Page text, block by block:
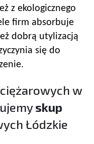
z ekologicznego
firm absorbuje
dobrą utylizacją
się do
w
skup
Łódzkie